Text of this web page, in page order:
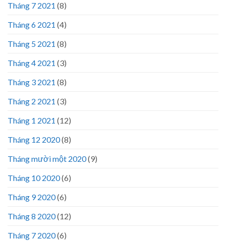
Tháng 7 2021 (8)
Tháng 6 2021 (4)
Tháng 5 2021 (8)
Tháng 4 2021 (3)
Tháng 3 2021 (8)
Tháng 2 2021 (3)
Tháng 1 2021 (12)
Tháng 12 2020(8)
Tháng mười một 2020(9)
Tháng 10 2020(6)
Tháng 9 2020(6)
Tháng 8 2020(12)
Tháng 7 2020(6)